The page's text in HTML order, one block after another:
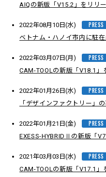
AIQの新版「V15.2」をリリー
2022年08月10日(水) PRESS
ベトナム・ハノイ市内に駐在
2022年03月07日(月) PRESS
CAM-TOOLの新版「V18.1」
2022年01月26日(水) PRESS
「デザインファクトリー」
2022年01月21日(金) PRESS
EXESS-HYBRIDⅡの新版「
2021年03月03日(水) PRESS
CAM-TOOLの新版「V17.1」